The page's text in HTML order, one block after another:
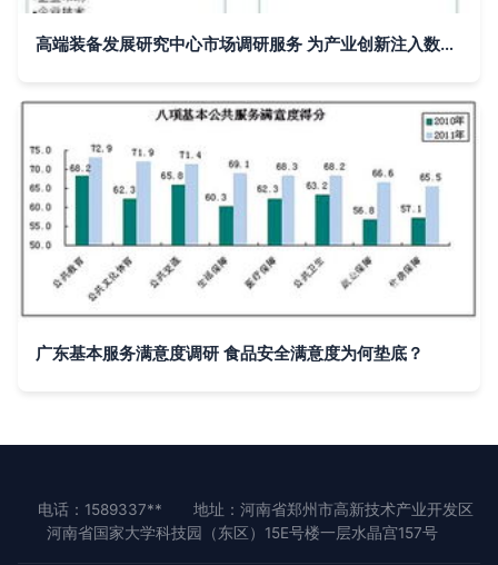
高端装备发展研究中心市场调研服务 为产业创新注入数据驱动力
广东基本服务满意度调研 食品安全满意度为何垫底？
电话：1589337**
地址：河南省郑州市高新技术产业开发区
河南省国家大学科技园（东区）15E号楼一层水晶宫157号